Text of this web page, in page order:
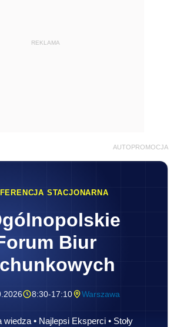
REKLAMA
AUTOPROMOCJA
STACJONARNA
Biur
8:30-17:10 Warszawa
• Najlepsi Eksperci • Stoły